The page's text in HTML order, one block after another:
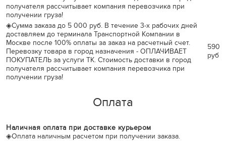
получателя рассчитывает компания перевозчика при
получении груза!
◈Сумма заказа до 5 000 руб. В течение 3-х рабочих дней
доставляем до терминала Транспортной Компании в
Москве после 100% оплаты за заказ на расчетный счет.
Перевозку товара в город назначения - ОПЛАЧИВАЕТ
ПОКУПАТЕЛЬ за услуги ТК. Стоимость доставки в город
получателя рассчитывает компания перевозчика при
получении груза!
590
руб
Оплата
Наличная оплата при доставке курьером
◈Оплата наличным расчетом при получении заказа.